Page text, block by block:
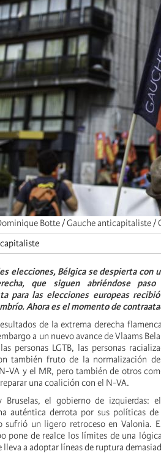
Botte / Gauche anticapitaliste /
elecciones, Bélgica se despierta con
que siguen abriéndose
para las elecciones europeas
Ahora es el momento de
de la extrema derecha
a un nuevo avance de Vlaams
personas LGTB, las personas
también fruto de la normalización
VA y el MR, pero también de otros
una coalición con el N-VA.
Bruselas, el gobierno de izquierdas:
auténtica derrota por sus políticas
sufrió un ligero retroceso en Valonia.
pone de realce los límites de una
lleva a adoptar líneas de ruptura